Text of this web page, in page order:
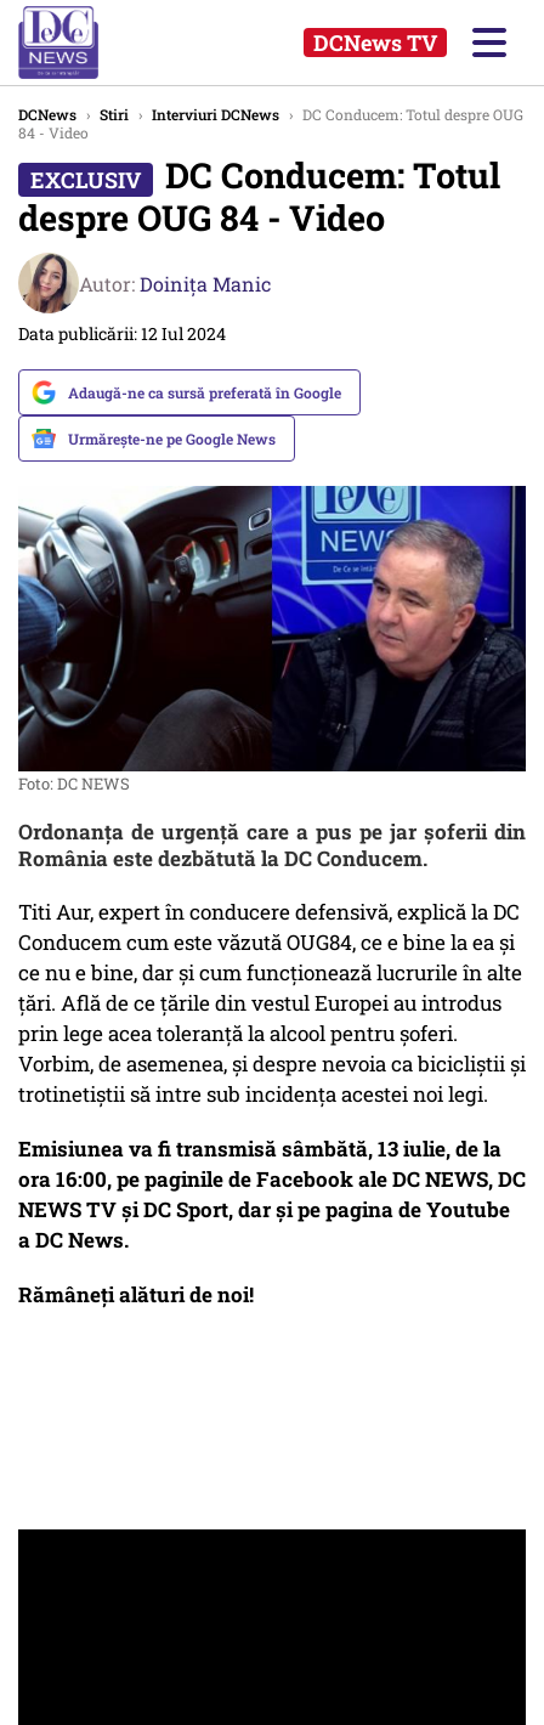
DCNews TV
DCNews › Stiri › Interviuri DCNews › DC Conducem: Totul despre OUG
84 - Video
DC Conducem: Totul
despre OUG 84 - Video
Autor:Doinița Manic
Data publicării: 12 Iul 2024
Adaugă-ne ca sursă preferată în Google
Urmărește-ne pe Google News
Foto: DC NEWS
Ordonanţa de urgenţă care a pus pe jar şoferii din
România este dezbătută la DC Conducem.
Titi Aur, expert în conducere defensivă, explică la DC
Conducem cum este văzută OUG84, ce e bine la ea şi
ce nu e bine, dar şi cum funcţionează lucrurile în alte
ţări. Află de ce ţările din vestul Europei au introdus
prin lege acea toleranţă la alcool pentru şoferi.
Vorbim, de asemenea, şi despre nevoia ca bicicliştii şi
trotinetiştii să intre sub incidenţa acestei noi legi.
Emisiunea va fi transmisă sâmbătă, 13 iulie, de la
ora 16:00, pe paginile de Facebook ale DC NEWS, DC
NEWS TV şi DC Sport, dar şi pe pagina de Youtube
a DC News.
Rămâneţi alături de noi!